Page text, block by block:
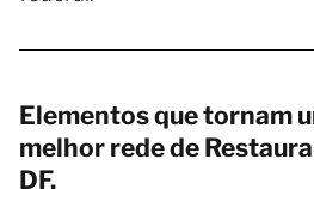
Elementos que tornam
melhor rede de
DF.